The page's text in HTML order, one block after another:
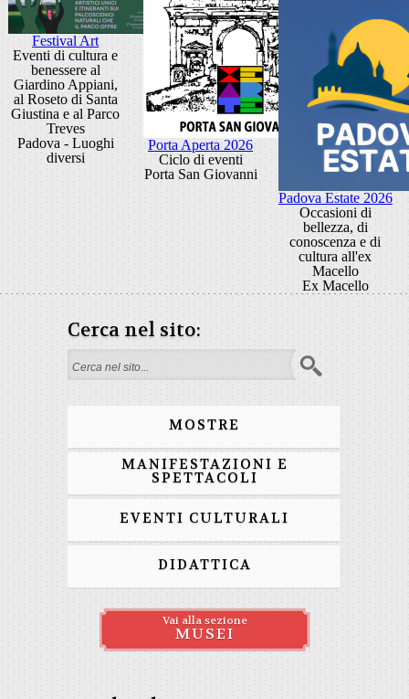
Festival Art
Eventi di cultura e
benessere al
Giardino Appiani,
al Roseto di Santa
Giustina e al Parco
Treves
Padova - Luoghi
diversi
Porta Aperta 2026
Ciclo di eventi
Porta San Giovanni
Padova Estate 2026
Occasioni di
bellezza, di
conoscenza e di
cultura all'ex
Macello
Ex Macello
Cerca nel sito:
Form di ricerca
MOSTRE
MANIFESTAZIONI E
SPETTACOLI
EVENTI CULTURALI
DIDATTICA
Vai alla sezione
MUSEI